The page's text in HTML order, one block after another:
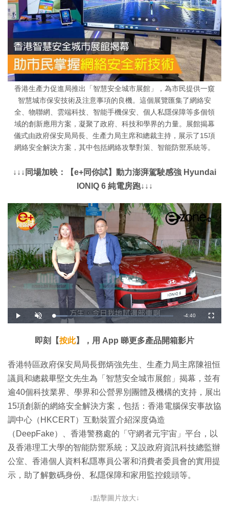
香港生產力促進局推出「智慧安全城市展館」，為市民提供一窺
智慧城市保安技術及注意事項的良機。這個展覽匯集了網絡安
全、物聯網、雲端科技、智能手機保安、個人私隱保障等多個領
域的創新應用方案，凝聚了政府、科技和學界的力量。展館揭幕
儀式由政府保安局局長、生產力局主席和總裁主持，展示了15項
網絡安全解決方案，其中包括網絡攻擊對策、智能防禦系統等。
↓↓↓同場加映：【e+同你試】動力澎湃駕駛感強 Hyundai
IONIQ 6 純電房跑↓↓↓
播
放
開
啟
載
入
:
1
7
%
剩
時
間
-4:40
全
螢
即刻【按此】，用 App 睇更多產品開箱影片
香港特區政府保安局局長鄧炳強先生、生產力局主席陳祖恒
議員和總裁畢堅文先生為「智慧安全城市展館」揭幕，並有
逾40個科技業界、學界和公營界別團體及機構的支持，展出
15項創新的網絡安全解決方案，包括：香港電腦保安事故協
調中心（HKCERT）互動裝置介紹深度偽造
（DeepFake）、香港警務處的「守網者元宇宙」平台，以
及香港理工大學的智能防禦系統；又設政府資訊科技總監辦
公室、香港個人資料私隱專員公署和消費者委員會的實用提
示，助了解數碼身份、私隱保障和家用監控鏡頭等。
↓點擊圖片放大↓